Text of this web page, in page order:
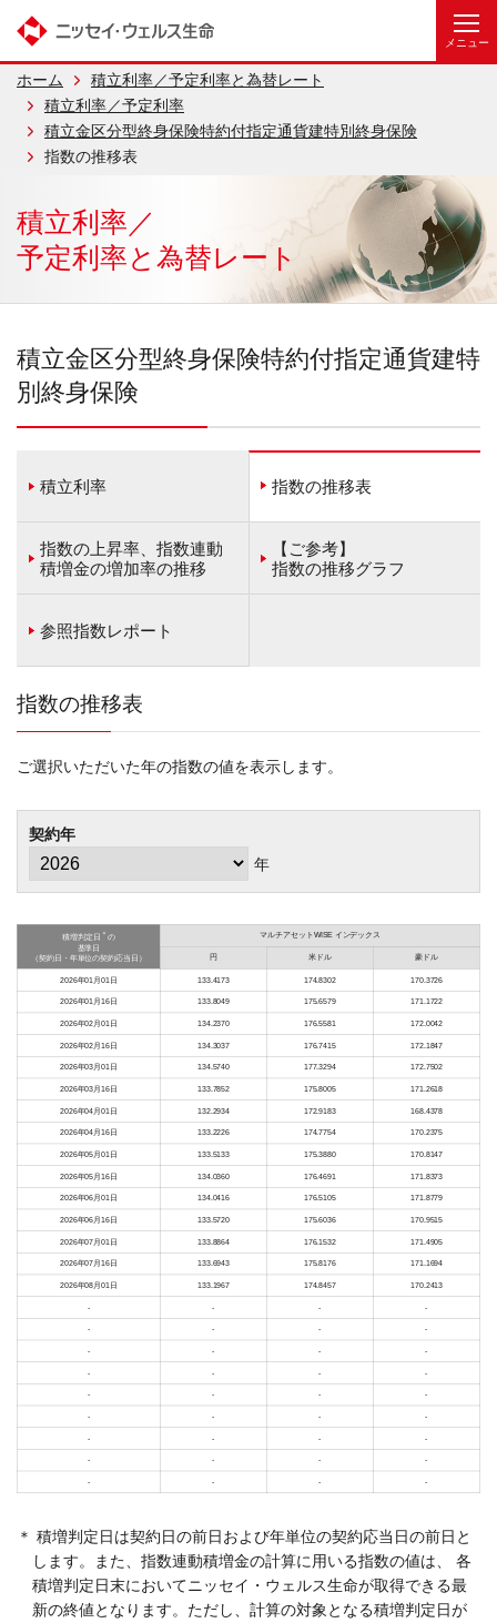
ホーム
積立利率／予定利率と為替レート
積立利率／予定利率
積立金区分型終身保険特約付指定通貨建特別終身保険
指数の推移表
積立利率／
予定利率と為替レート
積立金区分型終身保険特約付指定通貨建特
別終身保険
積立利率 指数の推移表
指数の上昇率、指数連動
積増金の増加率の推移
【ご参考】
指数の推移グラフ
参照指数レポート
指数の推移表
ご選択いただいた年の指数の値を表示します。
契約年
年
積増判定日 ＊ の
基準日
（契約日・年単位の契約応当日）
マルチアセットWISE インデックス
円 米ドル 豪ドル
2026年01月01日 133.4173 174.8302 170.3726
2026年01月16日 133.8049 175.6579 171.1722
2026年02月01日 134.2370 176.5581 172.0042
2026年02月16日 134.3037 176.7415 172.1847
2026年03月01日 134.5740 177.3294 172.7502
2026年03月16日 133.7852 175.8005 171.2618
2026年04月01日 132.2934 172.9183 168.4378
2026年04月16日 133.2226 174.7754 170.2375
2026年05月01日 133.5133 175.3880 170.8147
2026年05月16日 134.0360 176.4691 171.8373
2026年06月01日 134.0416 176.5105 171.8779
2026年06月16日 133.5720 175.6036 170.9515
2026年07月01日 133.8864 176.1532 171.4905
2026年07月16日 133.6943 175.8176 171.1694
2026年08月01日 133.1967 174.8457 170.2413
- - - -
- - - -
- - - -
- - - -
- - - -
- - - -
- - - -
- - - -
- - - -
＊ 積増判定日は契約日の前日および年単位の契約応当日の前日と
します。また、指数連動積増金の計算に用いる指数の値は、 各
積増判定日末においてニッセイ・ウェルス生命が取得できる最
新の終値となります。ただし、計算の対象となる積増判定日が